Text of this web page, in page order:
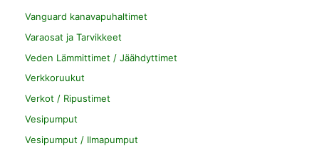
Vanguard kanavapuhaltimet
Varaosat ja Tarvikkeet
Veden Lämmittimet / Jäähdyttimet
Verkkoruukut
Verkot / Ripustimet
Vesipumput
Vesipumput / Ilmapumput